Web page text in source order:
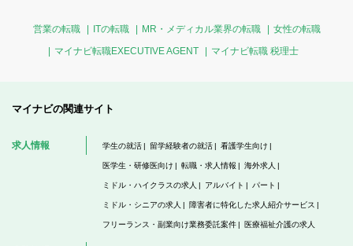
営業の転職 ITの転職 MR・メディカル業界の転職
女性の転職
マイナビ転職EXECUTIVE AGENT
マイナビ転職 税理士
マイナビの関連サイト
求人情報 学生の就活 留学経験者の就活 看護学生向け
医学生・研修医向け 転職・求人情報 海外求人
ミドル・ハイクラスの求人 アルバイト パート
ミドル・シニアの求人 障害者に特化した求人紹介サービス
フリーランス・副業向け業務委託案件 医療福祉介護の求人